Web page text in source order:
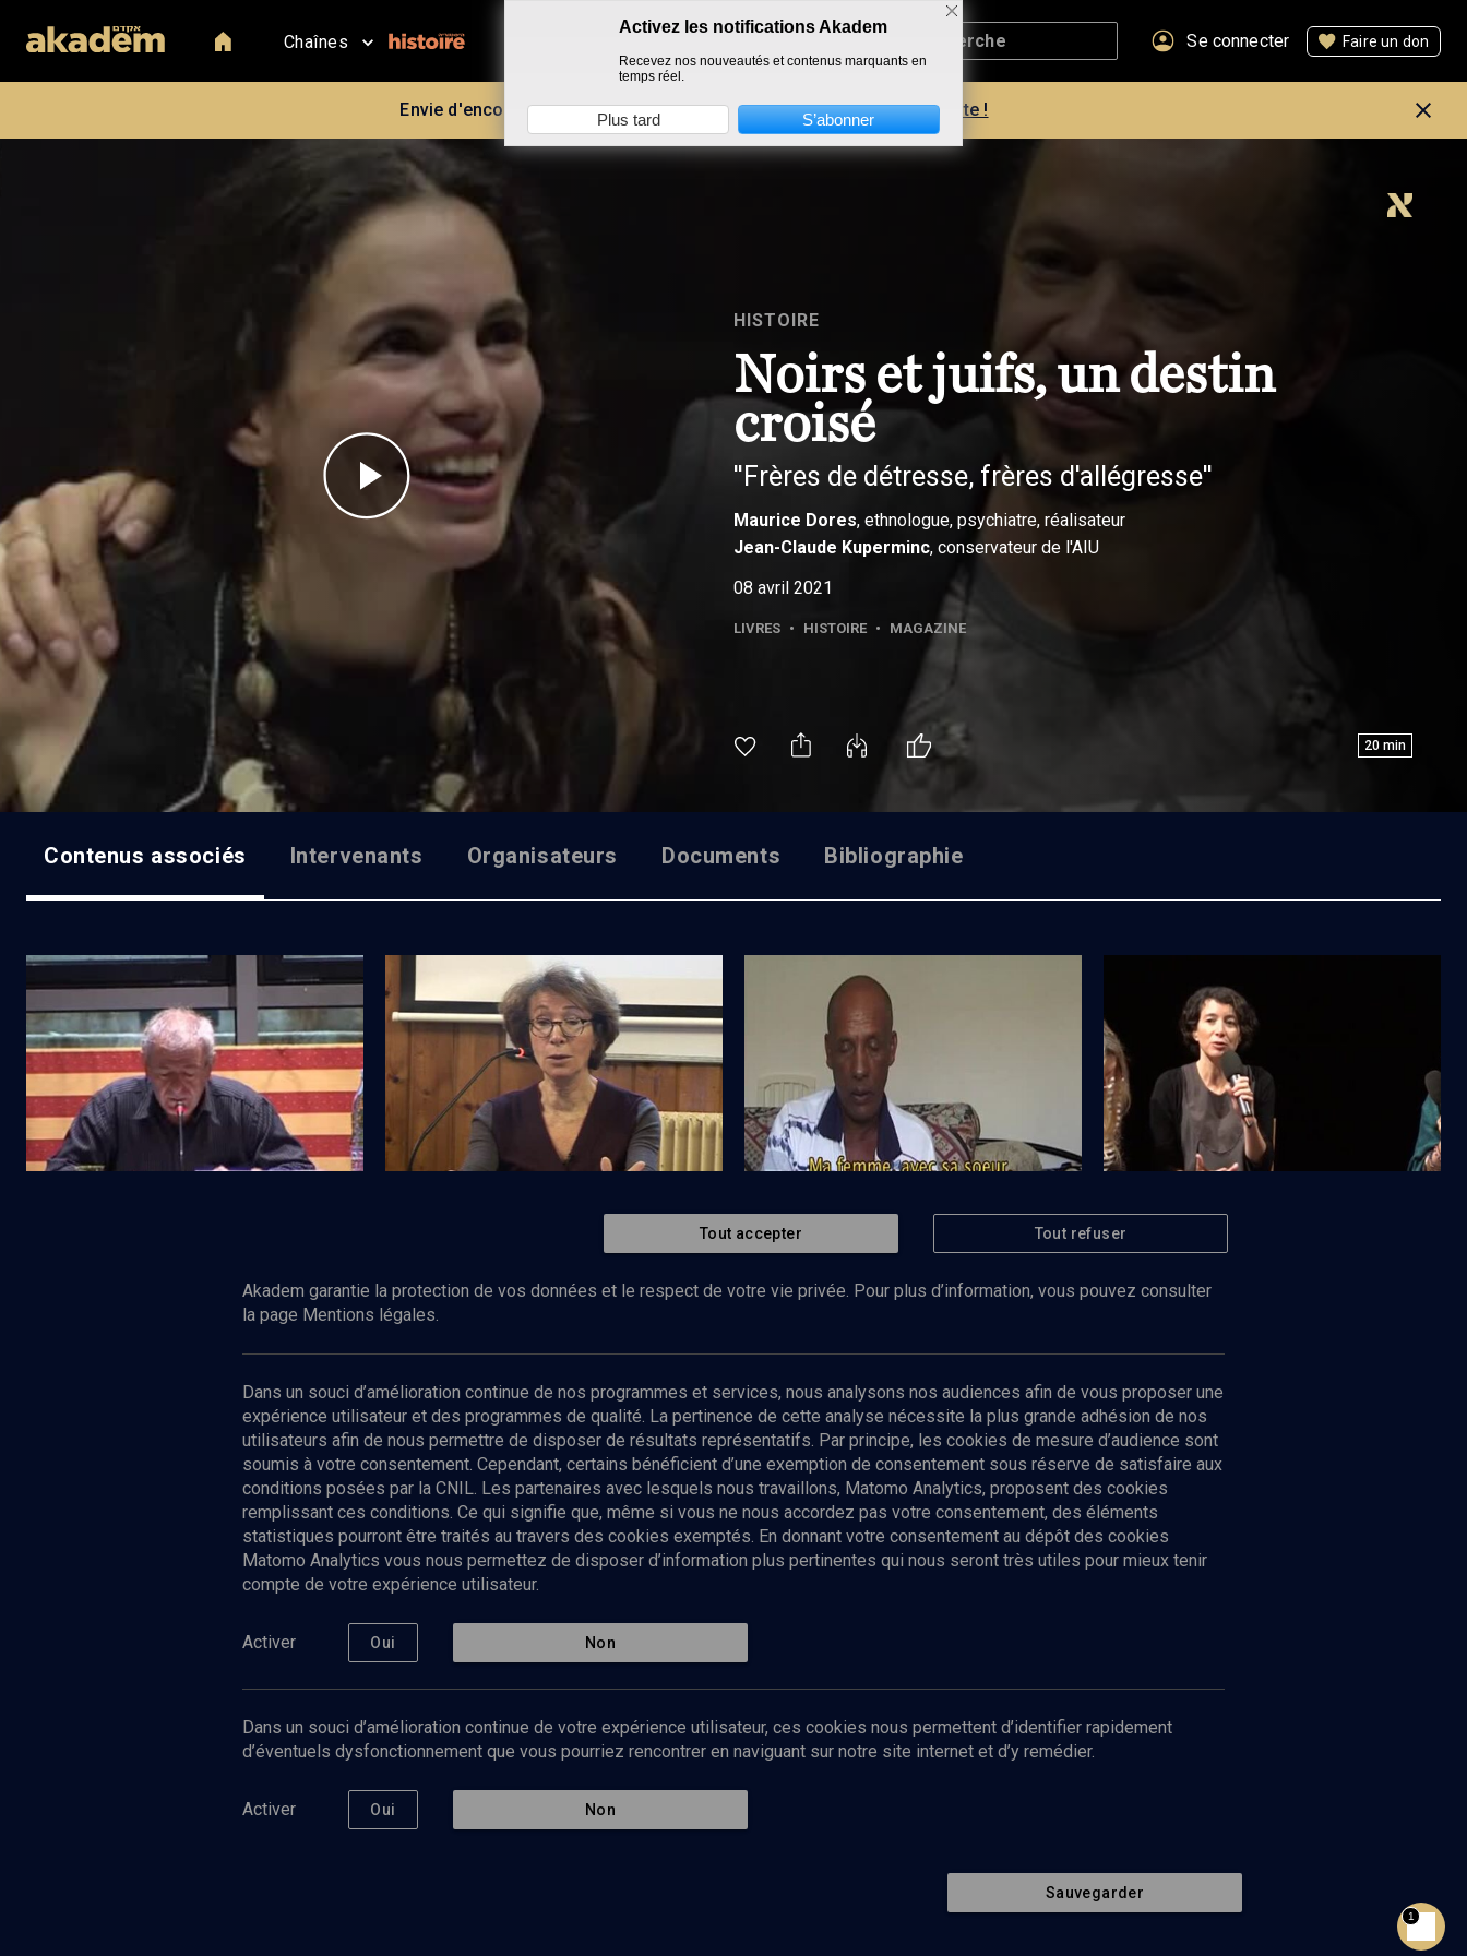
Chaînes Se connecter Faire un don
Envie d'encore plus d'AKADEM ? Découvrez les avantages d'un compte !
HISTOIRE
Noirs et juifs, un destin
croisé
''Frères de détresse, frères d'allégresse''
Maurice Dores, ethnologue, psychiatre, réalisateur
Jean-Claude Kuperminc, conservateur de l'AIU
08 avril 2021
LIVRES • HISTOIRE • MAGAZINE
20 min
Contenus associés Intervenants Organisateurs Documents Bibliographie
De l'Exode à la reconnaissance (2/8) Les tribus perdues d’Israël
Regarder
A la recherche des juifs d'Afrique
Une Alya comme les autres ?
HISTOIRE Regarder
L’intégration difficile des Éthiopiens en
CULTURE
Réveiller les lions
Abonnez-vous à notre newsletter
Envoyer
Nos Chaines
Culture
Limoud
Université
Podcast
Politique de protection des données
personnelles
Mentions légales
Contact
Retour en haut de page
Tout accepter Tout refuser
Akadem garantie la protection de vos données et le respect de votre vie privée. Pour plus d’information, vous pouvez consulter
la page Mentions légales.
Dans un souci d’amélioration continue de nos programmes et services, nous analysons nos audiences afin de vous proposer une
expérience utilisateur et des programmes de qualité. La pertinence de cette analyse nécessite la plus grande adhésion de nos
utilisateurs afin de nous permettre de disposer de résultats représentatifs. Par principe, les cookies de mesure d’audience sont
soumis à votre consentement. Cependant, certains bénéficient d’une exemption de consentement sous réserve de satisfaire aux
conditions posées par la CNIL. Les partenaires avec lesquels nous travaillons, Matomo Analytics, proposent des cookies
remplissant ces conditions. Ce qui signifie que, même si vous ne nous accordez pas votre consentement, des éléments
statistiques pourront être traités au travers des cookies exemptés. En donnant votre consentement au dépôt des cookies
Matomo Analytics vous nous permettez de disposer d’information plus pertinentes qui nous seront très utiles pour mieux tenir
compte de votre expérience utilisateur.
Activer Oui Non
Dans un souci d’amélioration continue de votre expérience utilisateur, ces cookies nous permettent d’identifier rapidement
d’éventuels dysfonctionnement que vous pourriez rencontrer en naviguant sur notre site internet et d’y remédier.
Activer Oui Non
Sauvegarder
1
Activez les notifications Akadem
Recevez nos nouveautés et contenus marquants en
temps réel.
Plus tard S’abonner